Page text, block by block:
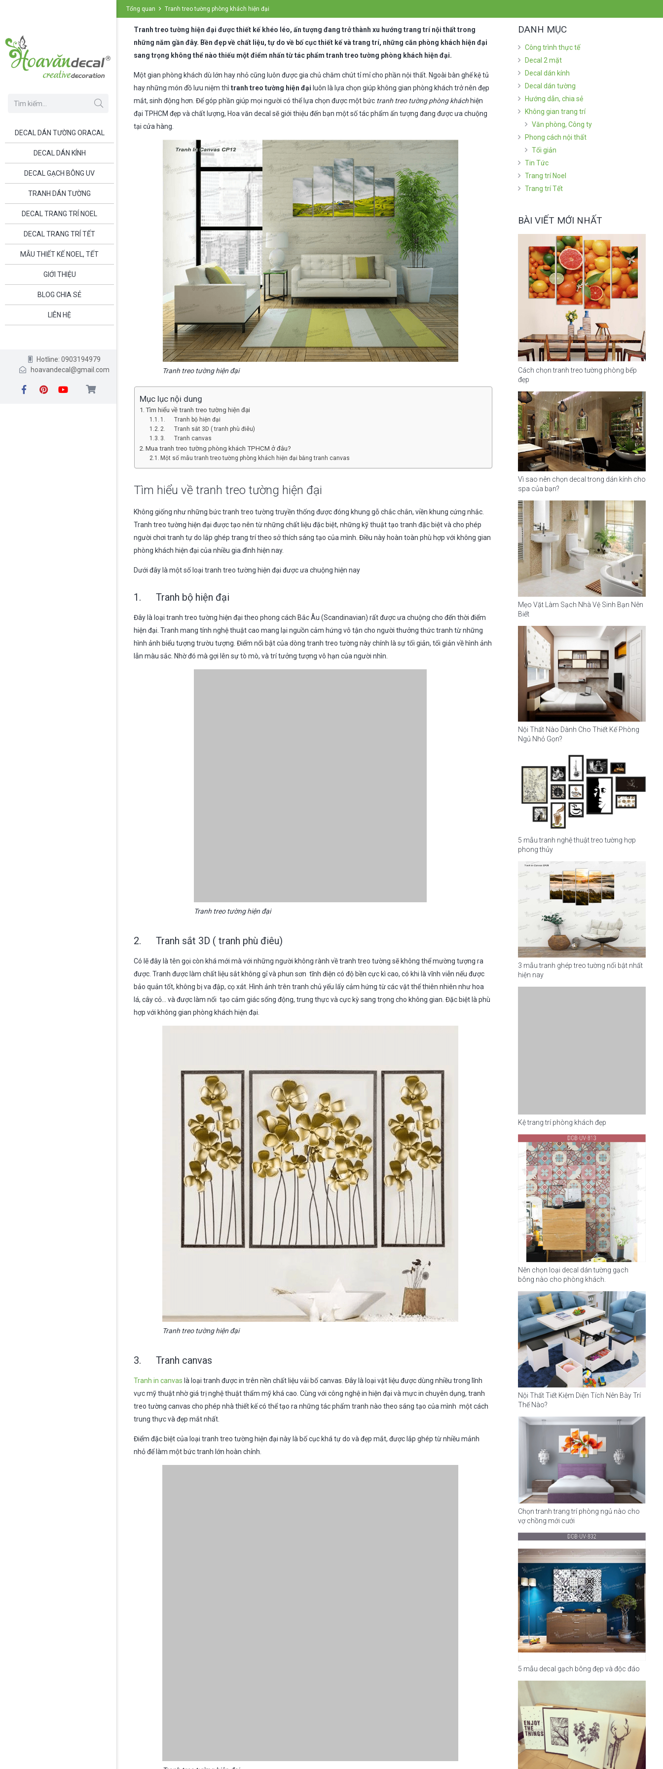
DECAL DÁN TƯỜNG ORACAL
DECAL DÁN KÍNH
DECAL GẠCH BÔNG UV
TRANH DÁN TƯỜNG
DECAL TRANG TRÍ NOEL
DECAL TRANG TRÍ TẾT
MẪU THIẾT KẾ NOEL, TẾT
GIỚI THIỆU
BLOG CHIA SẺ
LIÊN HỆ
Hotline: 0903194979
hoavandecal@gmail.com
Tổng quan Tranh treo tường phòng khách hiện đại
Tranh treo tường hiện đại được thiết kế khéo léo, ấn tượng đang trở thành xu hướng trang trí nội thất trong
những năm gần đây. Bền đẹp về chất liệu, tự do về bố cục thiết kế và trang trí, những căn phòng khách hiện đại
sang trọng không thể nào thiếu một điểm nhấn từ tác phẩm tranh treo tường phòng khách hiện đại.
Một gian phòng khách dù lớn hay nhỏ cũng luôn được gia chủ chăm chút tỉ mỉ cho phần nội thất. Ngoài bàn ghế kệ tủ
hay những món đồ lưu niệm thì tranh treo tường hiện đại luôn là lựa chọn giúp không gian phòng khách trở nên đẹp
mắt, sinh động hơn. Để góp phần giúp mọi người có thể lựa chọn được một bức tranh treo tường phòng khách hiện
đại TPHCM đẹp và chất lượng, Hoa văn decal sẽ giới thiệu đến bạn một số tác phẩm ấn tượng đang được ưa chuộng
tại cửa hàng.
Tranh treo tường hiện đại
Mục lục nội dung
Tìm hiểu về tranh treo tường hiện đại
1. Tranh bộ hiện đại
2. Tranh sắt 3D ( tranh phù điêu)
3. Tranh canvas
Mua tranh treo tường phòng khách TPHCM ở đâu?
Một số mẫu tranh treo tường phòng khách hiện đại bằng tranh canvas
Tìm hiểu về tranh treo tường hiện đại
Không giống như những bức tranh treo tường truyền thống được đóng khung gỗ chắc chắn, viền khung cứng nhắc.
Tranh treo tường hiện đại được tạo nên từ những chất liệu đặc biệt, những kỹ thuật tạo tranh đặc biệt và cho phép
người chơi tranh tự do lắp ghép trang trí theo sở thích sáng tạo của mình. Điều này hoàn toàn phù hợp với không gian
phòng khách hiện đại của nhiều gia đình hiện nay.
Dưới đây là một số loại tranh treo tường hiện đại được ưa chuộng hiện nay
1. Tranh bộ hiện đại
Đây là loại tranh treo tường hiện đại theo phong cách Bắc Âu (Scandinavian) rất được ưa chuộng cho đến thời điểm
hiện đại. Tranh mang tính nghệ thuật cao mang lại nguồn cảm hứng vô tận cho người thưởng thức tranh từ những
hình ảnh biểu tượng trườu tượng. Điểm nổi bật của dòng tranh treo tường này chính là sự tối giản, tối giản về hình ảnh
lẫn màu sắc. Nhờ đó mà gợi lên sự tò mò, và trí tưởng tượng vô hạn của người nhìn.
Tranh treo tường hiện đại
2. Tranh sắt 3D ( tranh phù điêu)
Có lẽ đây là tên gọi còn khá mới mà với những người không rành về tranh treo tường sẽ không thể mường tượng ra
được. Tranh được làm chất liệu sắt không gỉ và phun sơn tĩnh điện có độ bền cực kì cao, có khi là vĩnh viễn nếu được
bảo quản tốt, không bị va đập, cọ xát. Hình ảnh trên tranh chủ yếu lấy cảm hứng từ các vật thể thiên nhiên như hoa
lá, cây cỏ… và được làm nổi tạo cảm giác sống động, trung thực và cực kỳ sang trọng cho không gian. Đặc biệt là phù
hợp với không gian phòng khách hiện đại.
Tranh treo tường hiện đại
3. Tranh canvas
Tranh in canvas là loại tranh được in trên nền chất liệu vải bố canvas. Đây là loại vật liệu được dùng nhiều trong lĩnh
vực mỹ thuật nhờ giá trị nghệ thuật thẩm mỹ khá cao. Cùng với công nghệ in hiện đại và mực in chuyên dụng, tranh
treo tường canvas cho phép nhà thiết kế có thể tạo ra những tác phẩm tranh nào theo sáng tạo của mình một cách
trung thực và đẹp mắt nhất.
Điểm đặc biệt của loại tranh treo tường hiện đại này là bố cục khá tự do và đẹp mắt, được lắp ghép từ nhiều mảnh
nhỏ để làm một bức tranh lớn hoàn chỉnh.
DANH MỤC
Công trình thực tế
Decal 2 mặt
Decal dán kính
Decal dán tường
Hướng dẫn, chia sẻ
Không gian trang trí
Văn phòng, Công ty
Phong cách nội thất
Tối giản
Tin Tức
Trang trí Noel
Trang trí Tết
BÀI VIẾT MỚI NHẤT
Cách chọn tranh treo tường phòng bếp
đẹp
Vì sao nên chọn decal trong dán kính cho
spa của bạn?
Mẹo Vặt Làm Sạch Nhà Vệ Sinh Bạn Nên
Biết
Nội Thất Nào Dành Cho Thiết Kế Phòng
Ngủ Nhỏ Gọn?
5 mẫu tranh nghệ thuật treo tường hợp
phong thủy
3 mẫu tranh ghép treo tường nổi bật nhất
hiện nay
Kệ trang trí phòng khách đẹp
Nên chọn loại decal dán tường gạch
bông nào cho phòng khách.
Nội Thất Tiết Kiệm Diện Tích Nên Bày Trí
Thế Nào?
Chọn tranh trang trí phòng ngủ nào cho
vợ chồng mới cưới
5 mẫu decal gạch bông đẹp và độc đáo